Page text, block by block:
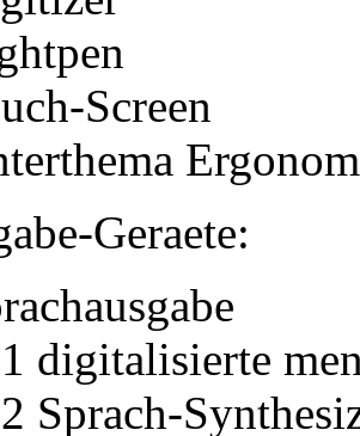
Screen
Geraete:
digitalisierte
Sprach-